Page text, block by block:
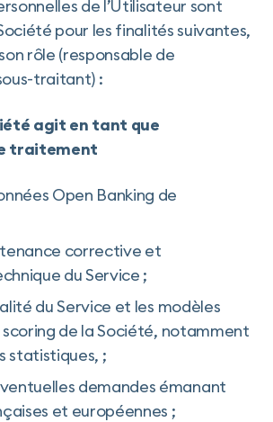
de l’Utilisateur sont
pour les finalités suivantes,
rôle (responsable de
traitant) :
agit en tant que
traitement
Open Banking de
corrective et
du Service ;
du Service et les modèles
scoring de la Société, notamment
statistiques, ;
demandes émanant
et européennes ;